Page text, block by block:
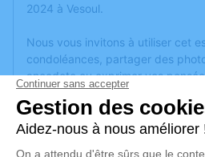
2024 à Vesoul.
Nous vous invitons à utiliser cet
condoléances, partager des
anecdote ou exprimer vos
ou des textes. Cet endroit est un
honorer la mémoire de Jean